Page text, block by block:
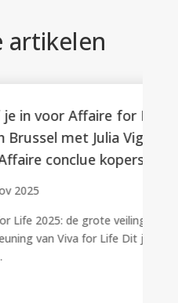
artikelen
Affaire for Life
Julia Vignali
kopers
de grote veiling ter
for Life Dit jaar